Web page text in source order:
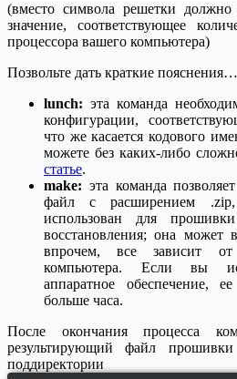
(вместо символа решетки должно
значение, соответствующее
процессора вашего компьютера)
Позвольте дать краткие пояснения…
lunch: эта команда
конфигурации,
что же касается кодового
можете без каких-либо
статье.
make: эта команда
файл с расширением
использован для
восстановления; она может
впрочем, все зависит от
компьютера. Если вы
аппаратное обеспечение,
больше часа.
После окончания процесса
результирующий файл
поддиректории